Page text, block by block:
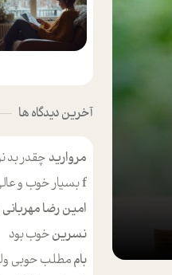
آخرین دیدگاه ها
مرواریدچقدر بد نوشتی هی
fبسیار خوب و
امین رضا مهربانی
نسرینخوب بود
باممطلب حوبی ولی ازکتابهای اقای حلت درکافه بازاریا مایکت میزاشتن